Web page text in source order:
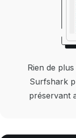
Rien de
Surfshark
préservant